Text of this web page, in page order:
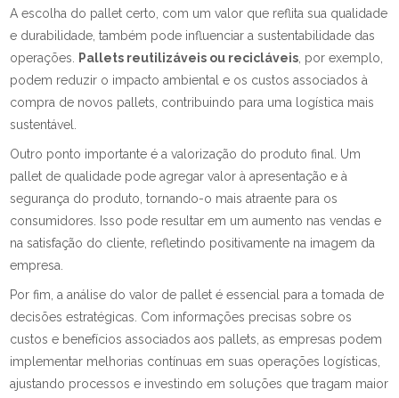
A escolha do pallet certo, com um valor que reflita sua qualidade
e durabilidade, também pode influenciar a sustentabilidade das
operações.
Pallets reutilizáveis ou recicláveis , por exemplo,
podem reduzir o impacto ambiental e os custos associados à
compra de novos pallets, contribuindo para uma logística mais
sustentável.
Outro ponto importante é a valorização do produto final. Um
pallet de qualidade pode agregar valor à apresentação e à
segurança do produto, tornando-o mais atraente para os
consumidores. Isso pode resultar em um aumento nas vendas e
na satisfação do cliente, refletindo positivamente na imagem da
empresa.
Por fim, a análise do valor de pallet é essencial para a tomada de
decisões estratégicas. Com informações precisas sobre os
custos e benefícios associados aos pallets, as empresas podem
implementar melhorias contínuas em suas operações logísticas,
ajustando processos e investindo em soluções que tragam maior